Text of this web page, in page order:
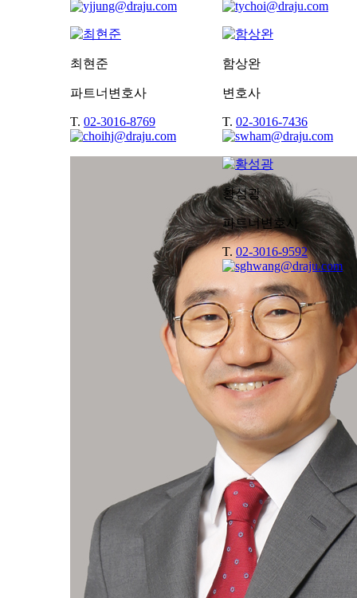
최현준
파트너변호사
T. 02-3016-8769
함상완
변호사
T. 02-3016-7436
황성광
파트너변호사
T. 02-3016-9592